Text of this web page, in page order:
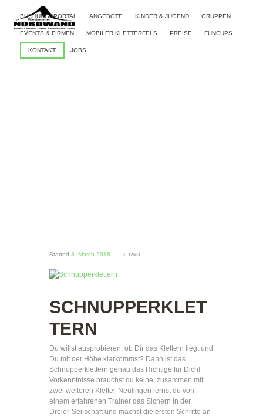
BUCHUNGSPORTAL ANGEBOTE KINDER & JUGEND GRUPPEN
EVENTS & FIRMEN MOBILER KLETTERFELS PREISE FUNCUPS
KONTAKT JOBS
Started 3. March 2018 12663
SCHNUPPERKLET
TERN
Du willst ausprobieren, ob Dir das Klettern liegt und
Du mit der Höhe klarkommst? Dann ist das
Schnupperklettern genau das Richtige für Dich!
Vorkenntnisse brauchst du keine, zusammen mit
zwei weiteren Kletter-Neulingen lernst du von
einem erfahrenen Trainer das Sichern in der
Dreier-Seilschaft und machst die ersten Schritte an